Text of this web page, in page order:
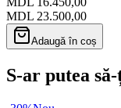
MDL 23.500,00
Adaugă în coș
S-ar putea